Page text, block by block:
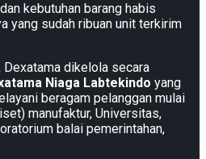
kebutuhan barang habis
yang sudah ribuan unit terkirim
dikelola secara
Niaga Labtekindo yang
beragam pelanggan mulai
manufaktur, Universitas,
balai pemerintahan,